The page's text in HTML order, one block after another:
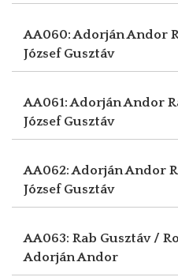
AA060: Adorján Andor
József Gusztáv
AA061: Adorján Andor
József Gusztáv
AA062: Adorján Andor
József Gusztáv
AA063: Rab Gusztáv /
Adorján Andor